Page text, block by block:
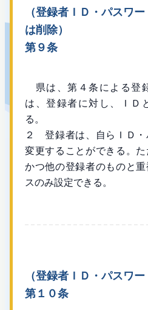
（登録者ＩＤ・パスワ
は削除）
第９条
県は、第４条による登
は、登録者に対し、ＩＤ
る。
２ 登録者は、自らＩＤ・
変更することができる。
かつ他の登録者のものと
スのみ設定できる。
（登録者ＩＤ・パスワー
第１０条